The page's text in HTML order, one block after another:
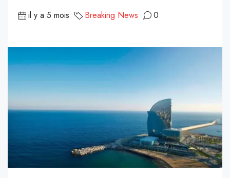
il y a 5 mois Breaking News 0